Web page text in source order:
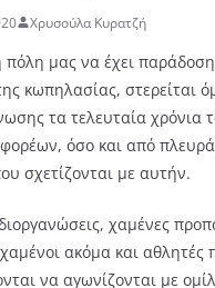
Χρυσούλα Κυρατζή
πόλη μας να έχει
κωπηλασίας, στερείται
τα τελευταία χρόνια
όσο και από
σχετίζονται με αυτήν.
χαμένες
ακόμα και αθλητές
να αγωνίζονται με